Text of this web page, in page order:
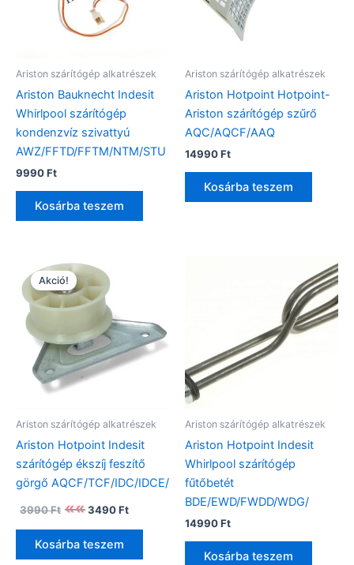
Ariston szárítógép alkatrészek
Ariston Bauknecht Indesit
Whirlpool szárítógép
kondenzvíz szivattyú
AWZ/FFTD/FFTM/NTM/STU
9990Ft
Kosárba teszem
Ariston szárítógép alkatrészek
Ariston Hotpoint Hotpoint-
Ariston szárítógép szűrő
AQC/AQCF/AAQ
14990Ft
Kosárba teszem
Akció!
Ariston szárítógép alkatrészek
Ariston Hotpoint Indesit
szárítógép ékszíj feszítő
görgő AQCF/TCF/IDC/IDCE/
3990Ft
Original
price
was:
3990 Ft.
3490Ft
price
is:
Kosárba teszem
Ariston szárítógép alkatrészek
Ariston Hotpoint Indesit
Whirlpool szárítógép
fűtőbetét
BDE/EWD/FWDD/WDG/
14990Ft
Kosárba teszem